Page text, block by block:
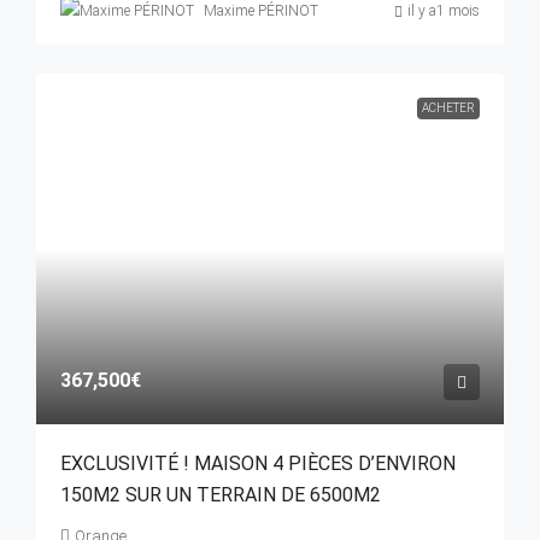
Maxime PÉRINOT il y a1 mois
ACHETER
367,500€
EXCLUSIVITÉ ! MAISON 4 PIÈCES D’ENVIRON
150M2 SUR UN TERRAIN DE 6500M2
Orange